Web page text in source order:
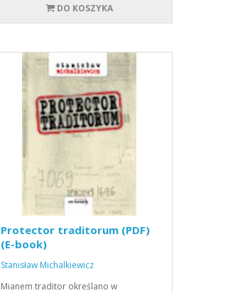
DO KOSZYKA
Protector traditorum (PDF)
(E-book)
Stanisław Michalkiewicz
Mianem traditor określano w